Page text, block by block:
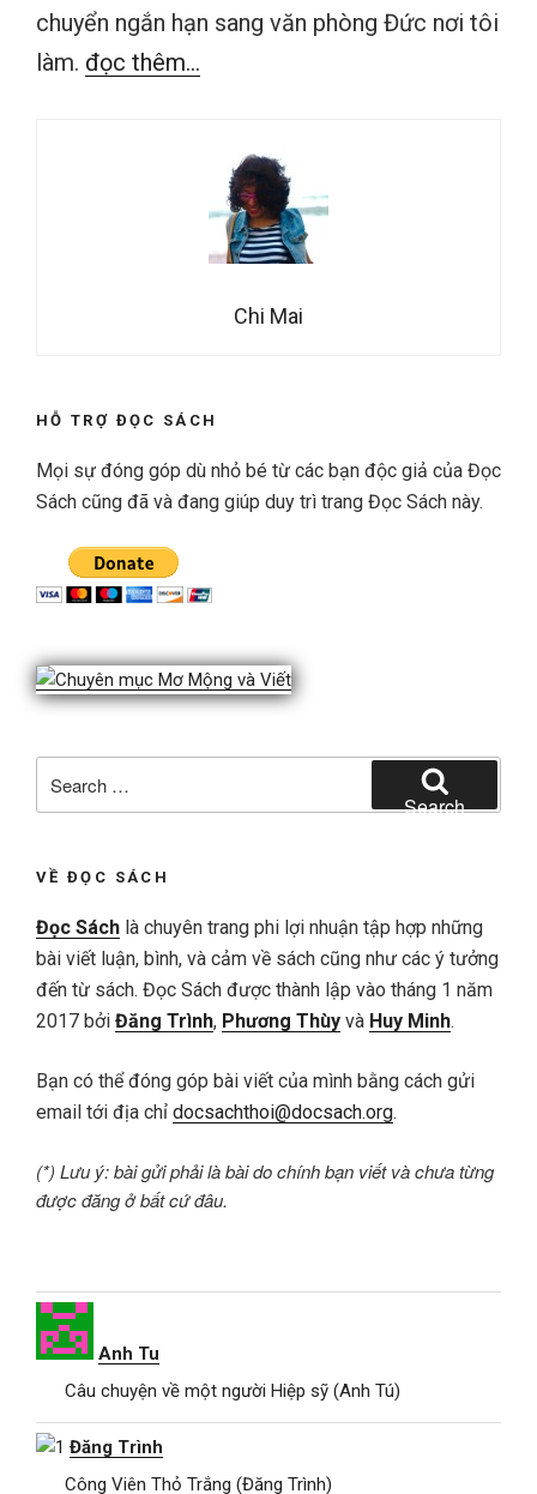
chuyển ngắn hạn sang văn phòng Đức nơi tôi
làm. đọc thêm...
Chi Mai
HỖ TRỢ ĐỌC SÁCH
Mọi sự đóng góp dù nhỏ bé từ các bạn độc giả của Đọc
Sách cũng đã và đang giúp duy trì trang Đọc Sách này.
for:
Search
VỀ ĐỌC SÁCH
Đọc Sách là chuyên trang phi lợi nhuận tập hợp những
bài viết luận, bình, và cảm về sách cũng như các ý tưởng
đến từ sách. Đọc Sách được thành lập vào tháng 1 năm
2017 bởi Đăng Trình, Phương Thùy và Huy Minh.
Bạn có thể đóng góp bài viết của mình bằng cách gửi
email tới địa chỉ docsachthoi@docsach.org.
(*) Lưu ý: bài gửi phải là bài do chính bạn viết và chưa từng
được đăng ở bất cứ đâu.
Anh Tu
Câu chuyện về một người Hiệp sỹ (Anh Tú)
Đăng Trình
Công Viên Thỏ Trắng (Đăng Trình)